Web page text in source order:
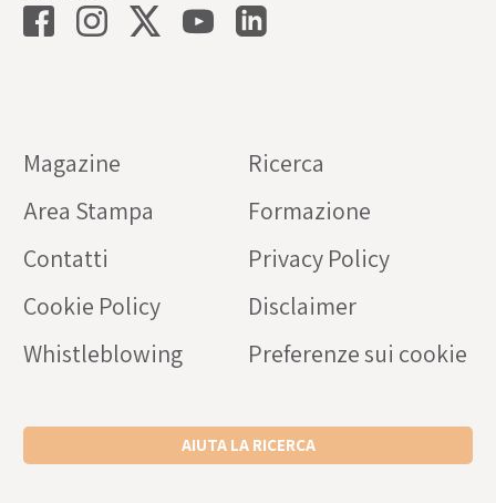
Magazine
Ricerca
Area Stampa
Formazione
Contatti
Privacy Policy
Cookie Policy
Disclaimer
Whistleblowing
Preferenze sui cookie
AIUTA LA RICERCA